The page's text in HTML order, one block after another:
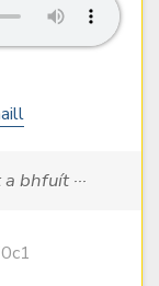
bhfuít ···